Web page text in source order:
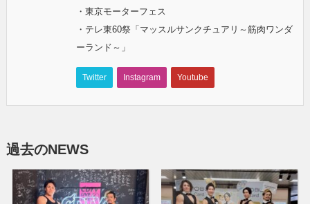
・東京モーターフェス
・テレ東60祭「マッスルサンクチュアリ～筋肉ワンダ
ーランド～」
Twitter Instagram Youtube
過去のNEWS